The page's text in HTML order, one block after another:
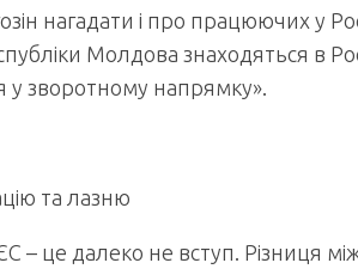
нагадати і про працюючих у
Молдова знаходяться в
у зворотному напрямку».
та лазню
– це далеко не вступ. Різниця